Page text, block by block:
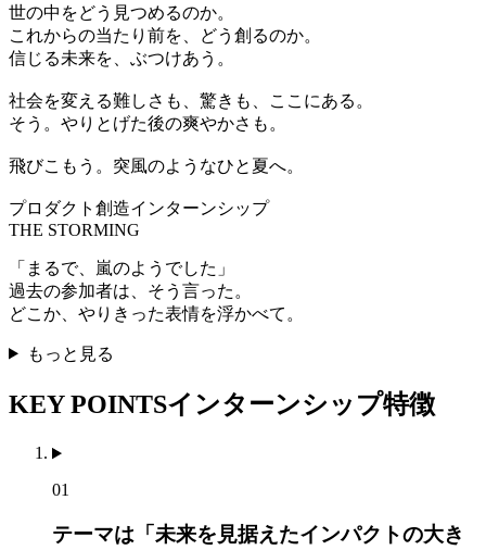
世の中をどう見つめるのか。
これからの当たり前を、どう創るのか。
信じる未来を、ぶつけあう。
社会を変える難しさも、驚きも、ここにある。
そう。やりとげた後の爽やかさも。
飛びこもう。突風のようなひと夏へ。
プロダクト創造インターンシップ
THE STORMING
「まるで、嵐のようでした」
過去の参加者は、そう言った。
どこか、やりきった表情を浮かべて。
もっと見る
KEY POINTSインターンシップ特徴
01
テーマは「未来を見据えたインパクトの大き